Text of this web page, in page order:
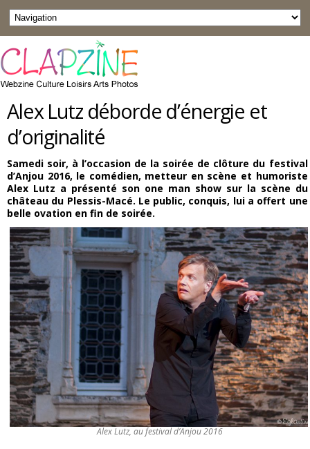
Alex Lutz déborde d’énergie et
d’originalité
Samedi soir, à l’occasion de la soirée de clôture du festival
d’Anjou 2016, le comédien, metteur en scène et humoriste
Alex Lutz a présenté son one man show sur la scène du
château du Plessis-Macé. Le public, conquis, lui a offert une
belle ovation en fin de soirée.
Alex Lutz, au festival d’Anjou 2016